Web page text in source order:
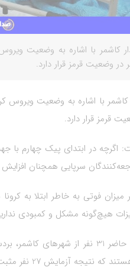
کاشمر با اشاره به وضعیت
وضعیت قرمز قرار دارد.
کاشمر با اشاره به وضعیت ویروس
قرمز قرار دارد.
اگرچه در ابتدای پیک چهارم با
سرپایی همچنان افزایش
میزان فوتی به خاطر ابتلا به
هیچ‌گونه مشکل و کمبودی
وی عنوان کرد: در حال حاضر 31
آزمایش 27 نفر مثبت است.